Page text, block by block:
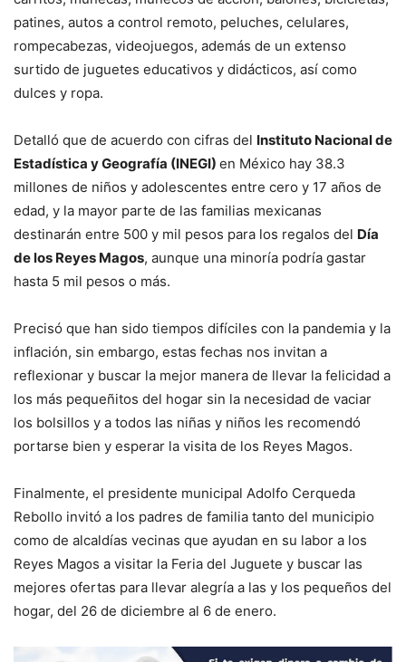
patines, autos a control remoto, peluches, celulares,
rompecabezas, videojuegos, además de un extenso
surtido de juguetes educativos y didácticos, así como
dulces y ropa.
Detalló que de acuerdo con cifras del Instituto Nacional de
Estadística y Geografía (INEGI) en México hay 38.3
millones de niños y adolescentes entre cero y 17 años de
edad, y la mayor parte de las familias mexicanas
destinarán entre 500 y mil pesos para los regalos del Día
de los Reyes Magos, aunque una minoría podría gastar
hasta 5 mil pesos o más.
Precisó que han sido tiempos difíciles con la pandemia y la
inflación, sin embargo, estas fechas nos invitan a
reflexionar y buscar la mejor manera de llevar la felicidad a
los más pequeñitos del hogar sin la necesidad de vaciar
los bolsillos y a todos las niñas y niños les recomendó
portarse bien y esperar la visita de los Reyes Magos.
Finalmente, el presidente municipal Adolfo Cerqueda
Rebollo invitó a los padres de familia tanto del municipio
como de alcaldías vecinas que ayudan en su labor a los
Reyes Magos a visitar la Feria del Juguete y buscar las
mejores ofertas para llevar alegría a las y los pequeños del
hogar, del 26 de diciembre al 6 de enero.